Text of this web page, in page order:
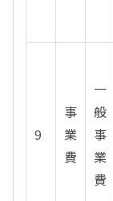
9
事
業
費
一
般
事
業
費